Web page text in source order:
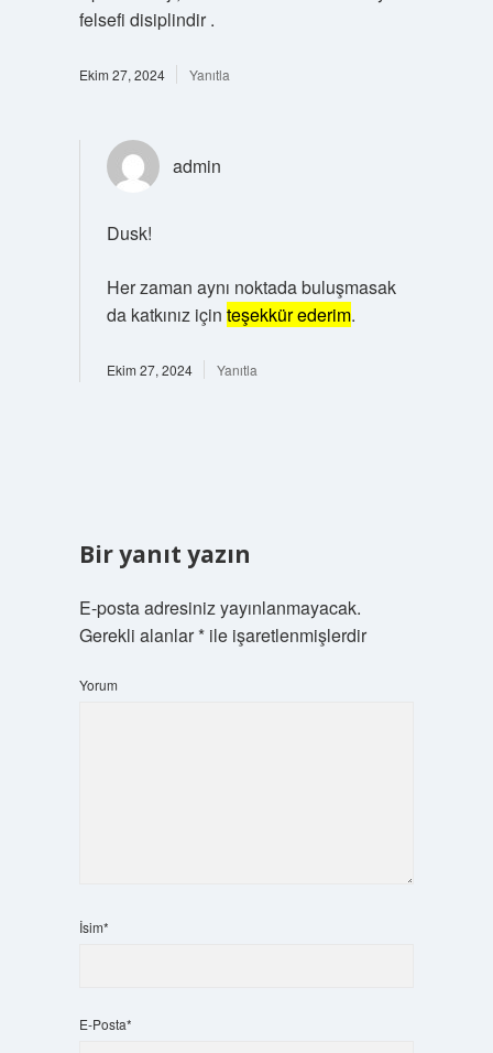
felsefi disiplindir .
Ekim 27, 2024 Yanıtla
admin
Dusk!
Her zaman aynı noktada buluşmasak
da katkınız için teşekkür ederim.
Ekim 27, 2024 Yanıtla
Bir yanıt yazın
E-posta adresiniz yayınlanmayacak.
Gerekli alanlar*ile işaretlenmişlerdir
Yorum
İsim*
E-Posta*